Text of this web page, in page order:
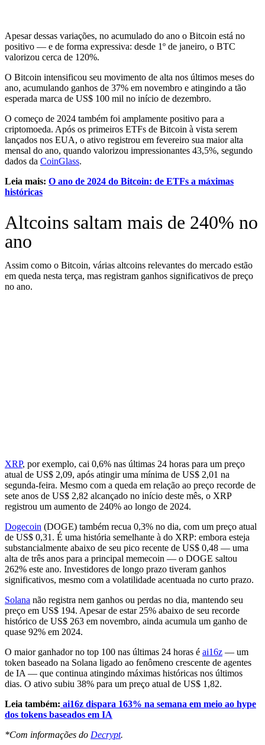
Apesar dessas variações, no acumulado do ano o Bitcoin está no
positivo — e de forma expressiva: desde 1º de janeiro, o BTC
valorizou cerca de 120%.
O Bitcoin intensificou seu movimento de alta nos últimos meses do
ano, acumulando ganhos de 37% em novembro e atingindo a tão
esperada marca de US$ 100 mil no início de dezembro.
O começo de 2024 também foi amplamente positivo para a
criptomoeda. Após os primeiros ETFs de Bitcoin à vista serem
lançados nos EUA, o ativo registrou em fevereiro sua maior alta
mensal do ano, quando valorizou impressionantes 43,5%, segundo
dados da CoinGlass.
Leia mais: O ano de 2024 do Bitcoin: de ETFs a máximas
históricas
Altcoins saltam mais de 240% no
ano
Assim como o Bitcoin, várias altcoins relevantes do mercado estão
em queda nesta terça, mas registram ganhos significativos de preço
no ano.
XRP, por exemplo, cai 0,6% nas últimas 24 horas para um preço
atual de US$ 2,09, após atingir uma mínima de US$ 2,01 na
segunda-feira. Mesmo com a queda em relação ao preço recorde de
sete anos de US$ 2,82 alcançado no início deste mês, o XRP
registrou um aumento de 240% ao longo de 2024.
Dogecoin (DOGE) também recua 0,3% no dia, com um preço atual
de US$ 0,31. É uma história semelhante à do XRP: embora esteja
substancialmente abaixo de seu pico recente de US$ 0,48 — uma
alta de três anos para a principal memecoin — o DOGE saltou
262% este ano. Investidores de longo prazo tiveram ganhos
significativos, mesmo com a volatilidade acentuada no curto prazo.
Solana não registra nem ganhos ou perdas no dia, mantendo seu
preço em US$ 194. Apesar de estar 25% abaixo de seu recorde
histórico de US$ 263 em novembro, ainda acumula um ganho de
quase 92% em 2024.
O maior ganhador no top 100 nas últimas 24 horas é ai16z — um
token baseado na Solana ligado ao fenômeno crescente de agentes
de IA — que continua atingindo máximas históricas nos últimos
dias. O ativo subiu 38% para um preço atual de US$ 1,82.
Leia também: ai16z dispara 163% na semana em meio ao hype
dos tokens baseados em IA
*Com informações do Decrypt.